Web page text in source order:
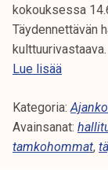
k
e
a
k
o
u
l
Ä
R
J
E
S
kokouksessa
Täydennettävän
Lue lisääT
m
k
o
Kategoria:
Avainsanat:
tamkohommat,